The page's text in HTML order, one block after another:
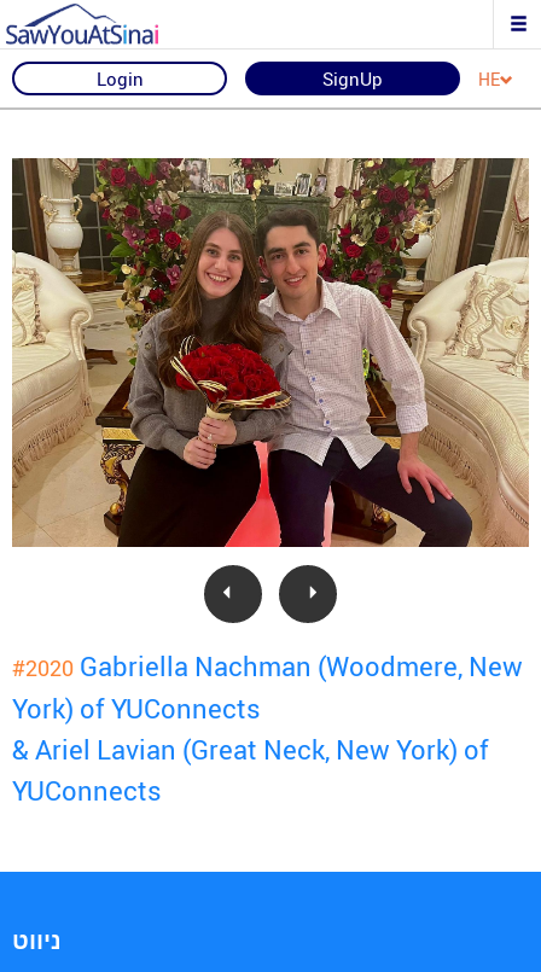
Login SignUp HE
#2020 Gabriella Nachman (Woodmere, New
York) of YUConnects
& Ariel Lavian (Great Neck, New York) of
YUConnects
ניווט